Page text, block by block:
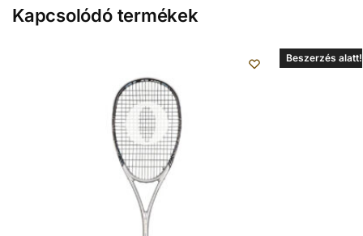
Kapcsolódó termékek
Beszerzés alatt!